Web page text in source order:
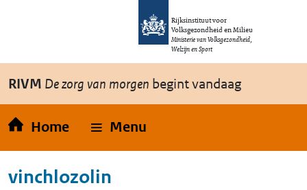
Overslaan en naar de inhoud gaan
Rijksinstituut voor
Volksgezondheid en Milieu
Ministerie van Volksgezondheid,
Welzijn en Sport
RIVM De zorg van morgen begint vandaag
Home Menu
vinchlozolin